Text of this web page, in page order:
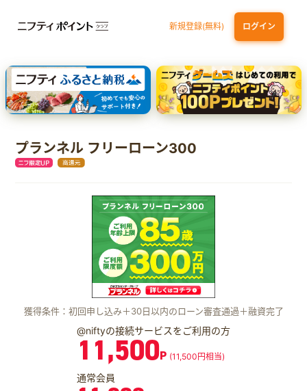
新規登録(無料) ログイン
dカード GOLD 三井住友カード ゴールド（NL）（家族カード発行）
【実質初月無料】DMM | Disney+(ディズニープラス) セットプラン
SBI証券 確定拠出年金（iDeCo）
プランネル フリーローン300
獲得条件：初回申し込み＋30日以内のローン審査通過＋融資完了
@niftyの接続サービスをご利用の方
11,500P (11,500円相当)
通常会員